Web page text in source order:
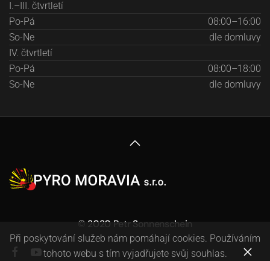
I.–III. čtvrtletí
Po-Pá
08:00–16:00
So-Ne
dle domluvy
IV. čtvrtletí
Po-Pá
08:00–18:00
So-Ne
dle domluvy
© 2020 Petr Sonnenschein
Při poskytování služeb nám pomáhají cookies. Používáním
tohoto webu s tím vyjadřujete svůj souhlas.